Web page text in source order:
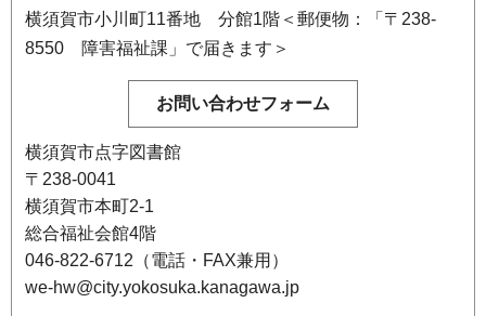
横須賀市小川町11番地 分館1階＜郵便物：「〒238-
8550 障害福祉課」で届きます＞
横須賀市点字図書館
〒238-0041
横須賀市本町2-1
総合福祉会館4階
046-822-6712（電話・FAX兼用）
we-hw@city.yokosuka.kanagawa.jp